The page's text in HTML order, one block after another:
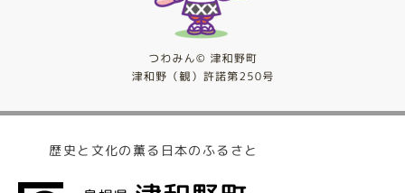
歴史と文化の薫る日本のふるさと